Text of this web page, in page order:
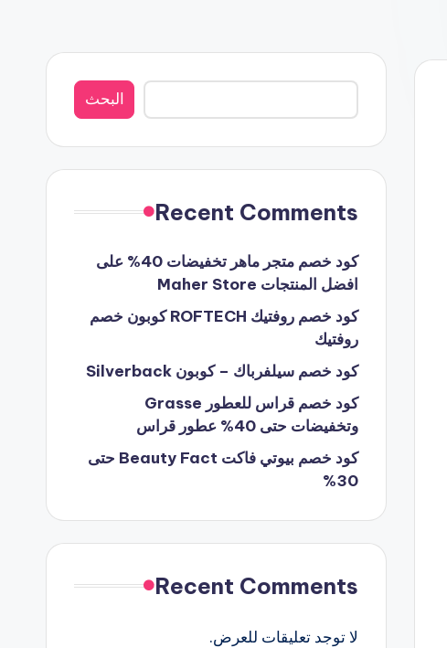
البحث
البحث
Recent Comments
كود خصم متجر ماهر تخفيضات 40% على
افضل المنتجات Maher Store
كود خصم روفتيك ROFTECH كوبون خصم
روفتيك
كود خصم سيلفرباك – كوبون Silverback
كود خصم قراس للعطور Grasse
وتخفيضات حتى 40% عطور قراس
كود خصم بيوتي فاكت Beauty Fact حتى
30%
Recent Comments
لا توجد تعليقات للعرض.